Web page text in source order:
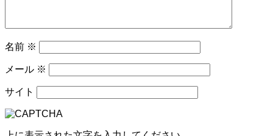
名前 ※
メール ※
サイト